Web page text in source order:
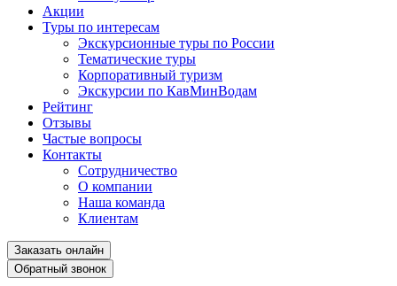
Акции
Туры по интересам
Экскурсионные туры по России
Тематические туры
Корпоративный туризм
Экскурсии по КавМинВодам
Рейтинг
Отзывы
Частые вопросы
Контакты
Сотрудничество
О компании
Наша команда
Клиентам
Заказать онлайн
Обратный звонок